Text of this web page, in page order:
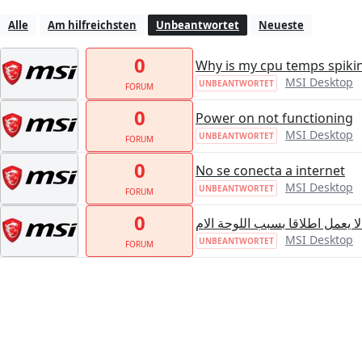
Alle Am hilfreichsten Unbeantwortet Neueste
0
FORUM
Why is my cpu temps
UNBEANTWORTET MSI Desktop
0
FORUM
Power on not functioning
UNBEANTWORTET MSI Desktop
0
FORUM
No se conecta a internet
UNBEANTWORTET MSI Desktop
0
FORUM
لا يعمل اطلاقا بسبب اللوحة الام
UNBEANTWORTET MSI Desktop